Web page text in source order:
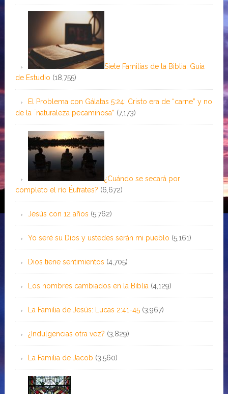
Siete Familias de la Biblia: Guía
de Estudio (18,755)
El Problema con Gálatas 5:24: Cristo era de “carne” y no
de la ¨naturaleza pecaminosa” (7,173)
¿Cuándo se secará por
completo el río Éufrates? (6,672)
Jesús con 12 años (5,762)
Yo seré su Dios y ustedes serán mi pueblo (5,161)
Dios tiene sentimientos (4,705)
Los nombres cambiados en la Biblia (4,129)
La Familia de Jesús: Lucas 2:41-45 (3,967)
¿Indulgencias otra vez? (3,829)
La Familia de Jacob (3,560)